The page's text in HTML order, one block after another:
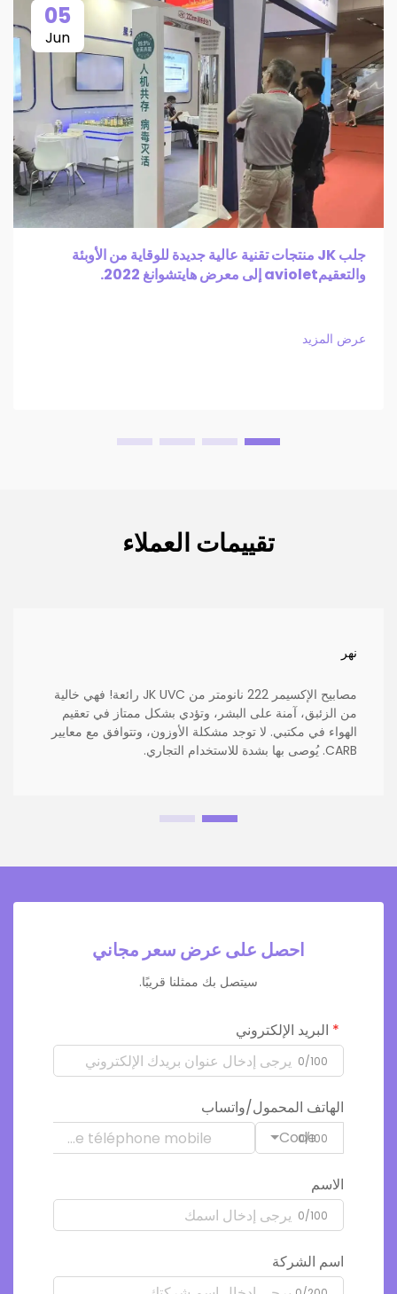
05
Jun
جلب JK منتجات تقنية عالية جديدة للوقاية من الأوبئة
والتعقيمaviolet إلى معرض هايتشوانغ 2022.
عرض المزيد
تقييمات العملاء
نهر
مصابيح الإكسيمر 222 نانومتر من JK UVC رائعة! فهي خالية
من الزئبق، آمنة على البشر، وتؤدي بشكل ممتاز في تعقيم
الهواء في مكتبي. لا توجد مشكلة الأوزون، وتتوافق مع معايير
CARB. يُوصى بها بشدة للاستخدام التجاري.
احصل على عرض سعر مجاني
سيتصل بك ممثلنا قريبًا.
البريد الإلكتروني
0/100
الهاتف المحمول/واتساب
Code
0/100
الاسم
0/100
اسم الشركة